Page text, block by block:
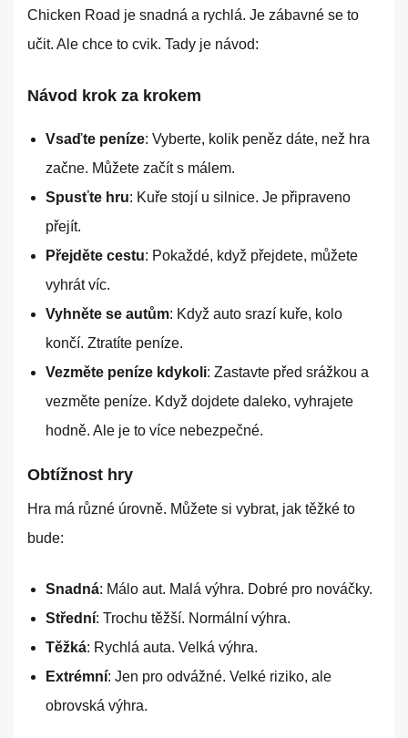
Chicken Road je snadná a rychlá. Je zábavné se to
učit. Ale chce to cvik. Tady je návod:
Návod krok za krokem
Vsaďte peníze: Vyberte, kolik peněz dáte, než hra
začne. Můžete začít s málem.
Spusťte hru: Kuře stojí u silnice. Je připraveno
přejít.
Přejděte cestu: Pokaždé, když přejdete, můžete
vyhrát víc.
Vyhněte se autům: Když auto srazí kuře, kolo
končí. Ztratíte peníze.
Vezměte peníze kdykoli: Zastavte před srážkou a
vezměte peníze. Když dojdete daleko, vyhrajete
hodně. Ale je to více nebezpečné.
Obtížnost hry
Hra má různé úrovně. Můžete si vybrat, jak těžké to
bude:
Snadná: Málo aut. Malá výhra. Dobré pro nováčky.
Střední: Trochu těžší. Normální výhra.
Těžká: Rychlá auta. Velká výhra.
Extrémní: Jen pro odvážné. Velké riziko, ale
obrovská výhra.